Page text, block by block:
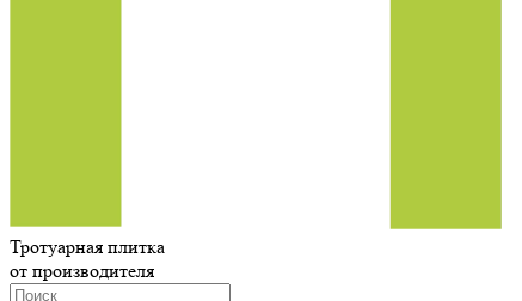
Тротуарная плитка
от производителя